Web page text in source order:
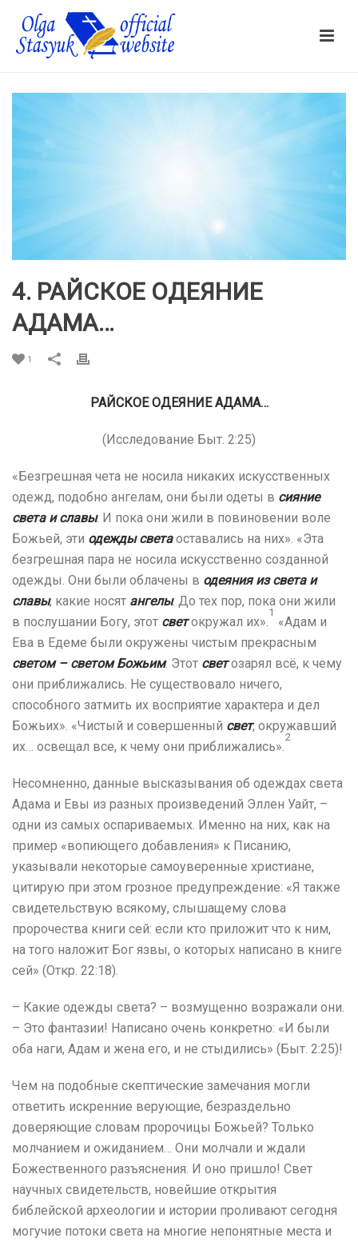
4. РАЙСКОЕ ОДЕЯНИЕ
АДАМА…
1
РАЙСКОЕ ОДЕЯНИЕ АДАМА…
(Исследование Быт. 2:25)
«Безгрешная чета не носила никаких искусственных
одежд, подобно ангелам, они были одеты в сияние
света и славы. И пока они жили в повиновении воле
Божьей, эти одежды светаоставались на них». «Эта
безгрешная пара не носила искусственно созданной
одежды. Они были облачены в одеяния из света и
славы, какие носят ангелы. До тех пор, пока они жили
в послушании Богу, этот светокружал их».
1
«Адам и
Ева в Едеме были окружены чистым прекрасным
светом – светом Божьим. Этот светозарял всё, к чему
они приближались. Не существовало ничего,
способного затмить их восприятие характера и дел
Божьих». «Чистый и совершенный свет, окружавший
их… освещал все, к чему они приближались».
2
Несомненно, данные высказывания об одеждах света
Адама и Евы из разных произведений Эллен Уайт, –
одни из самых оспариваемых. Именно на них, как на
пример «вопиющего добавления» к Писанию,
указывали некоторые самоуверенные христиане,
цитирую при этом грозное предупреждение: «Я также
свидетельствую всякому, слышащему слова
пророчества книги сей: если кто приложит что к ним,
на того наложит Бог язвы, о которых написано в книге
сей» (Откр. 22:18).
– Какие одежды света? – возмущенно возражали они.
– Это фантазии! Написано очень конкретно: «И были
оба наги, Адам и жена его, и не стыдились» (Быт. 2:25)!
Чем на подобные скептические замечания могли
ответить искренние верующие, безраздельно
доверяющие словам пророчицы Божьей? Только
молчанием и ожиданием… Они молчали и ждали
Божественного разъяснения. И оно пришло! Свет
научных свидетельств, новейшие открытия
библейской археологии и истории проливают сегодня
могучие потоки света на многие непонятные места и